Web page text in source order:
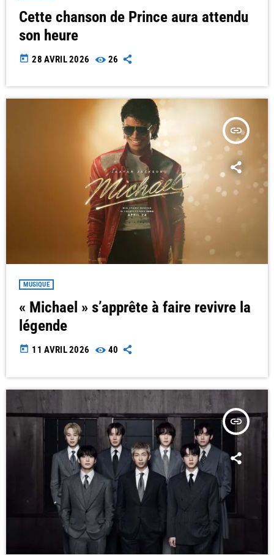
Cette chanson de Prince aura attendu
son heure
today 28 AVRIL 2026 26
insert_link
MUSIQUE
« Michael » s’apprête à faire revivre la
légende
today 11 AVRIL 2026 40
insert_link